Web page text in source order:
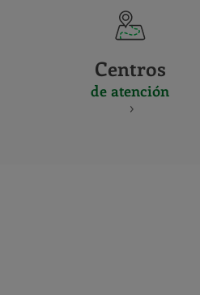
Centros
de atención